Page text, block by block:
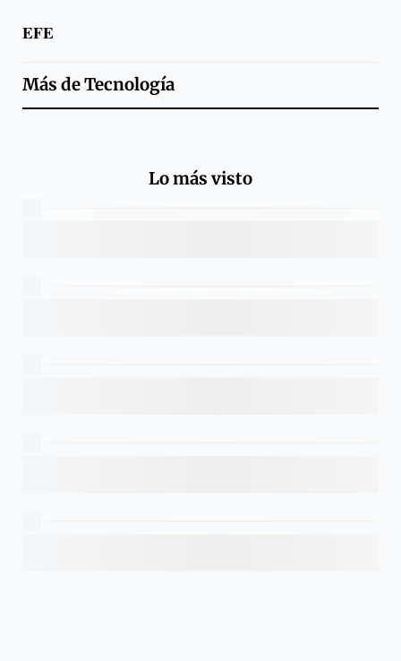
EFE
Más deTecnología
Lo más visto